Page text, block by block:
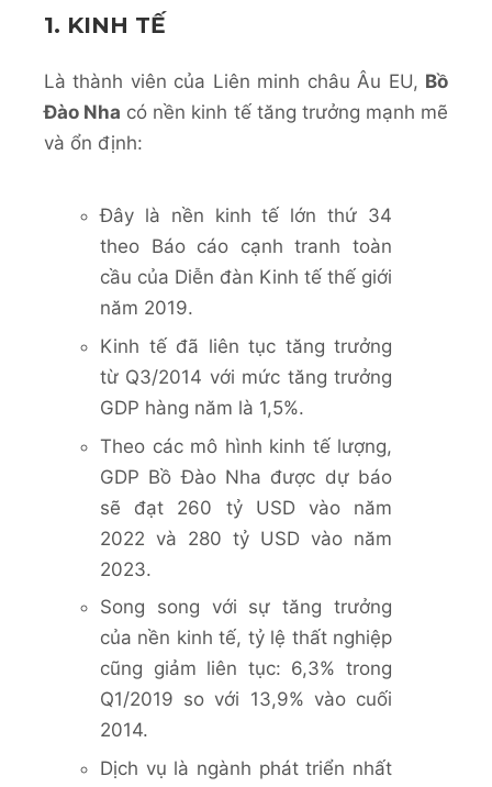
1. KINH TẾ
Là thành viên của Liên minh châu Âu EU, Bồ
Đào Nha có nền kinh tế tăng trưởng mạnh mẽ
và ổn định:
Đây là nền kinh tế lớn thứ 34
theo Báo cáo cạnh tranh toàn
cầu của Diễn đàn Kinh tế thế giới
năm 2019.
Kinh tế đã liên tục tăng trưởng
từ Q3/2014 với mức tăng trưởng
GDP hàng năm là 1,5%.
Theo các mô hình kinh tế lượng,
GDP Bồ Đào Nha được dự báo
sẽ đạt 260 tỷ USD vào năm
2022 và 280 tỷ USD vào năm
2023.
Song song với sự tăng trưởng
của nền kinh tế, tỷ lệ thất nghiệp
cũng giảm liên tục: 6,3% trong
Q1/2019 so với 13,9% vào cuối
2014.
Dịch vụ là ngành phát triển nhất